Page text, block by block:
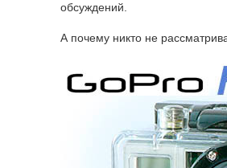
обсуждений.
А почему никто не